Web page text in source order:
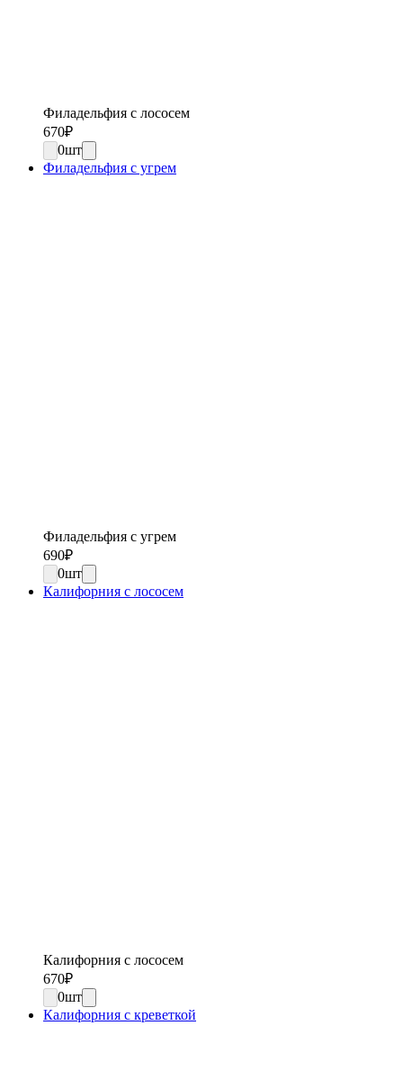
Филадельфия с лососем
670₽
0шт
Филадельфия с угрем
Филадельфия с угрем
690₽
0шт
Калифорния с лососем
Калифорния с лососем
670₽
0шт
Калифорния с креветкой